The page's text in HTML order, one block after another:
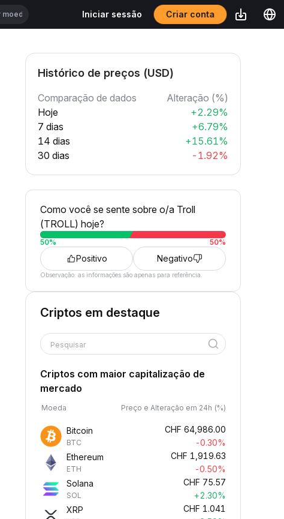
Iniciar sessão Criar conta
Histórico de preços (USD)
Comparação de dados
Alteração (%)
Hoje
+2.29%
7 dias
+6.79%
14 dias
+15.61%
30 dias
-1.92%
Como você se sente sobre o/a Troll
(TROLL) hoje?
50% 50%
Positivo Negativo
Observação: as informações são apenas para referência.
Criptos em destaque
Pesquisar
Criptos com maior capitalização de
mercado
Moeda Preço e Alteração em 24h (%)
Bitcoin
BTC
CHF 64,986.00
-0.30%
Ethereum
ETH
CHF 1,919.63
-0.50%
Solana
SOL
CHF 75.57
+2.30%
XRP
CHF 1.041